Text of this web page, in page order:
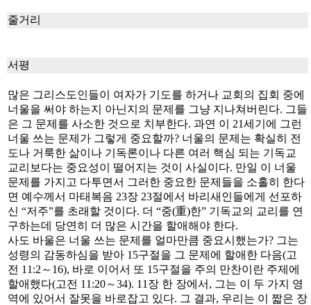
줄거리
서평
많은 그리스도인들이 여자가 기도를 하거나 교회의 집회 중에
너울을 써야 하는지 아닌지의 문제를 그냥 지나쳐버린다. 그들
은 그 문제를 사소한 것으로 치부한다. 과연 이 21세기에 그런
너울 쓰는 문제가 그렇게 중요할까? 너울의 문제는 확실히 전
도나 거룩한 삶이나 기독론이나 다른 여러 핵심 되는 기독교
교리보다는 중요성이 떨어지는 것이 사실이다. 만일 이 너울
문제를 가지고 다투면서 그러한 중요한 문제들을 소홀히 한다
면 예수께서 마태복음 23장 23절에서 바리새인들에게 선포하
신 “저주”를 초래할 것이다. 더 “중(重)한” 기독교의 교리를 연
구하는데 당연히 더 많은 시간을 할애해야 한다.
사도 바울은 너울 쓰는 문제를 얼마만큼 중요시했는가? 그는
성령의 감동하심을 받아 15구절을 그 문제에 할애한 다음(고
전 11:2～16), 바로 이어서 또 15구절을 주의 만찬이란 주제에
할애했다(고전 11:20～34). 11장 한 장에서, 그는 이 두 가지 영
역에 있어서 잘못을 바로잡고 있다. 그 결과, 우리는 이 짧은 장